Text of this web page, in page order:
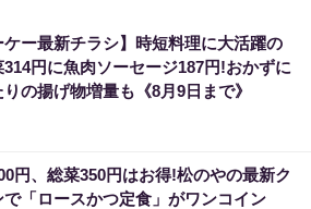
ケー最新チラシ】時短料理に大活躍の
314円に魚肉ソーセージ187円!おかずに
りの揚げ物増量も《8月9日まで》
円、総菜350円はお得!松のやの最新ク
で「ロースかつ定食」がワンコイン